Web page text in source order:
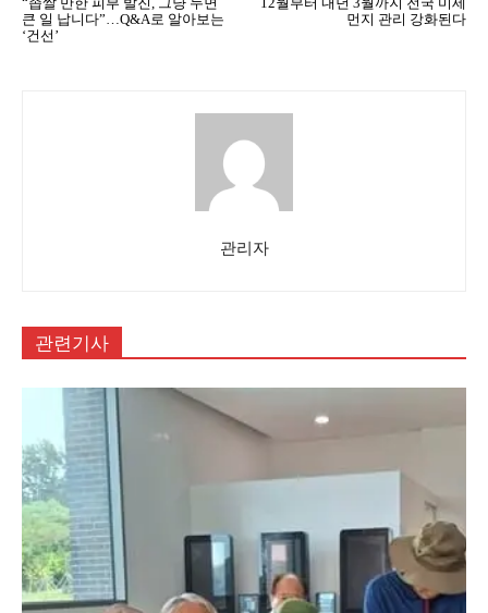
큰 일 납니다”…Q&A로 알아보는
‘건선’
먼지 관리 강화된다
관리자
관련기사